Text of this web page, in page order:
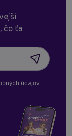
čo ťa
údajov